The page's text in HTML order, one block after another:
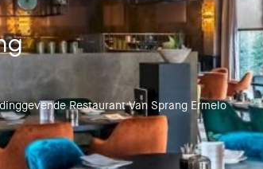
Restaurant Van Sprang Ermelo